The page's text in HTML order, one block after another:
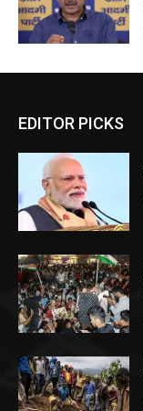
EDITOR PICKS